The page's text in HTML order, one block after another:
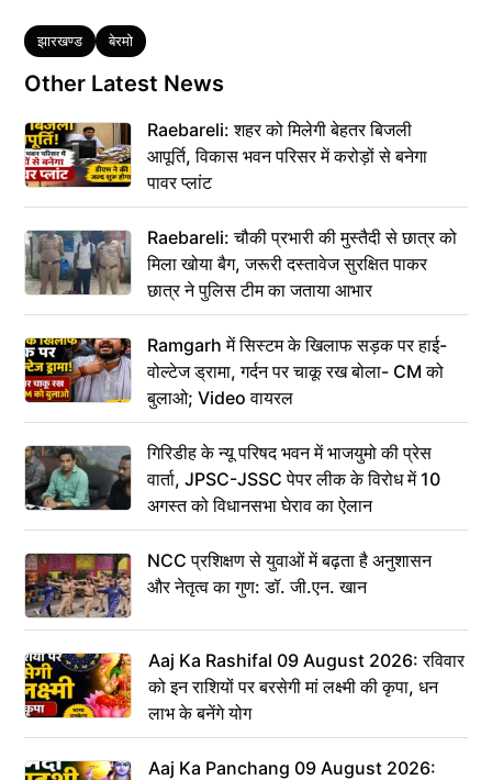
Tags
झारखण्ड बेरमो
Other Latest News
Raebareli: शहर को मिलेगी बेहतर बिजली
आपूर्ति, विकास भवन परिसर में करोड़ों से बनेगा
पावर प्लांट
Raebareli: चौकी प्रभारी की मुस्तैदी से छात्र को
मिला खोया बैग, जरूरी दस्तावेज सुरक्षित पाकर
छात्र ने पुलिस टीम का जताया आभार
Ramgarh में सिस्टम के खिलाफ सड़क पर हाई-
वोल्टेज ड्रामा, गर्दन पर चाकू रख बोला- CM को
बुलाओ; Video वायरल
गिरिडीह के न्यू परिषद भवन में भाजयुमो की प्रेस
वार्ता, JPSC-JSSC पेपर लीक के विरोध में 10
अगस्त को विधानसभा घेराव का ऐलान
NCC प्रशिक्षण से युवाओं में बढ़ता है अनुशासन
और नेतृत्व का गुण: डॉ. जी.एन. खान
Aaj Ka Rashifal 09 August 2026: रविवार
को इन राशियों पर बरसेगी मां लक्ष्मी की कृपा, धन
लाभ के बनेंगे योग
Aaj Ka Panchang 09 August 2026: